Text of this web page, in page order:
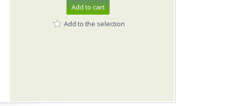
Add to cart
Add to the selection